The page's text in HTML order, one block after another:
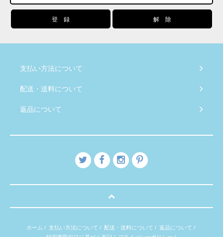
支払い方法について
配送・送料について
返品について
ホーム / 支払い方法について / 配送・送料について / 返品について /